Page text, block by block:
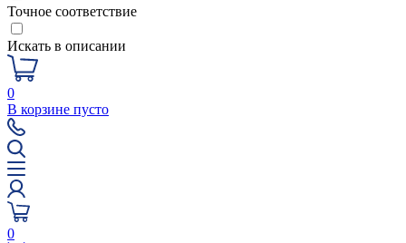
Точное соответствие
Искать в описании
0
В корзине пусто
0